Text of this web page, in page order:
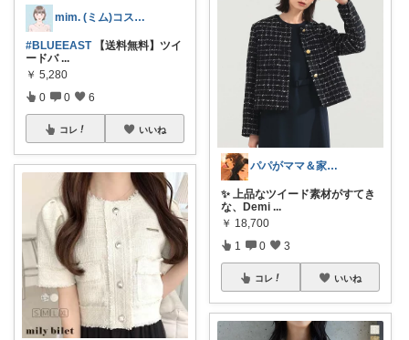
mim. (ミム)コスメ服暮らし☘️
#BLUEEAST【送料無料】ツイ
ードバ ...
￥ 5,280
0 0 6
コレ いいね
パパがママ＆家族の笑顔の為に選ぶ品😆
✨ 上品なツイード素材がすてき
な、Demi ...
￥ 18,700
1 0 3
コレ いいね